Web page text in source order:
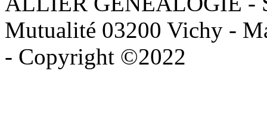
Mutualité 03200 Vichy -
- Copyright ©2022